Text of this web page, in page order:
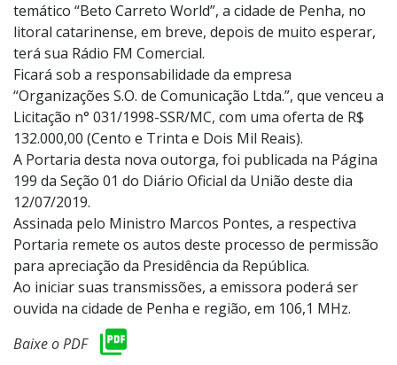
temático “Beto Carreto World”, a cidade de Penha, no
litoral catarinense, em breve, depois de muito esperar,
terá sua Rádio FM Comercial.
Ficará sob a responsabilidade da empresa
“Organizações S.O. de Comunicação Ltda.”, que venceu a
Licitação n° 031/1998-SSR/MC, com uma oferta de R$
132.000,00 (Cento e Trinta e Dois Mil Reais).
A Portaria desta nova outorga, foi publicada na Página
199 da Seção 01 do Diário Oficial da União deste dia
12/07/2019.
Assinada pelo Ministro Marcos Pontes, a respectiva
Portaria remete os autos deste processo de permissão
para apreciação da Presidência da República.
Ao iniciar suas transmissões, a emissora poderá ser
ouvida na cidade de Penha e região, em 106,1 MHz.
Baixe o PDF